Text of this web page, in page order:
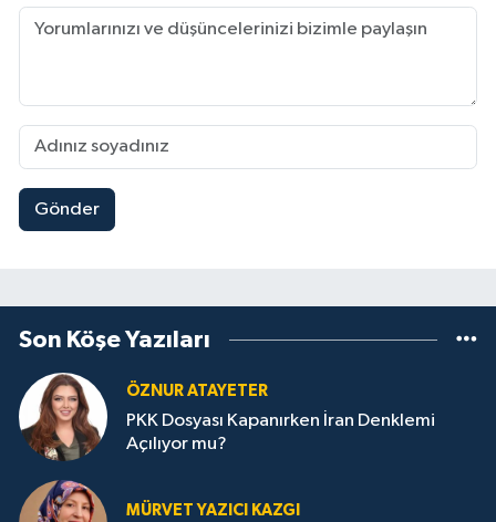
Gönder
Son Köşe Yazıları
ÖZNUR ATAYETER
PKK Dosyası Kapanırken İran Denklemi
Açılıyor mu?
MÜRVET YAZICI KAZGI